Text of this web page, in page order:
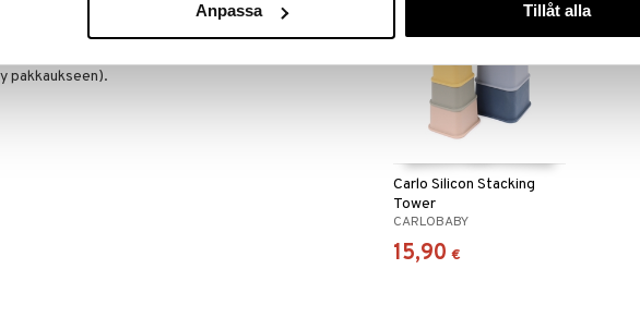
Anpassa Tillåt alla
pakkaukseen).
Carlo Silicon Stacking
Tower
CARLOBABY
15,90 €